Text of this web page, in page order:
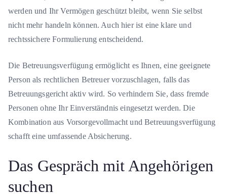
werden und Ihr Vermögen geschützt bleibt, wenn Sie selbst
nicht mehr handeln können. Auch hier ist eine klare und
rechtssichere Formulierung entscheidend.
Die Betreuungsverfügung ermöglicht es Ihnen, eine geeignete
Person als rechtlichen Betreuer vorzuschlagen, falls das
Betreuungsgericht aktiv wird. So verhindern Sie, dass fremde
Personen ohne Ihr Einverständnis eingesetzt werden. Die
Kombination aus Vorsorgevollmacht und Betreuungsverfügung
schafft eine umfassende Absicherung.
Das Gespräch mit Angehörigen
suchen